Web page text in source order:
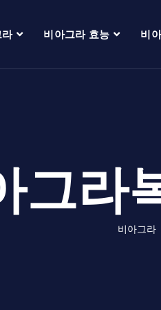
비아그라 효능 비
그라
비아그라